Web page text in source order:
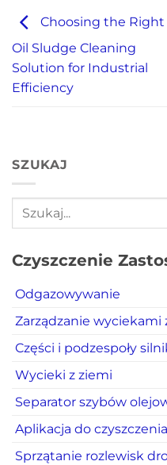
Choosing the Right
Oil Sludge Cleaning
Solution for Industrial
Efficiency
SZUKAJ
Czyszczenie
Odgazowywanie
Zarządzanie wyciekami
Części i podzespoły
Wycieki z ziemi
Separator szybów
Aplikacja do
Sprzątanie rozlewisk